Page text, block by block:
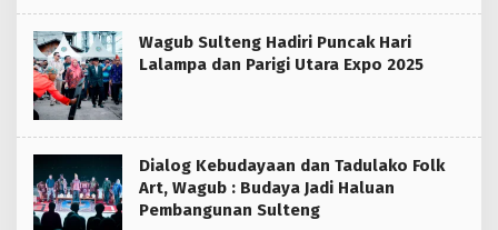
Wagub Sulteng Hadiri Puncak Hari
Lalampa dan Parigi Utara Expo 2025
Dialog Kebudayaan dan Tadulako Folk
Art, Wagub : Budaya Jadi Haluan
Pembangunan Sulteng